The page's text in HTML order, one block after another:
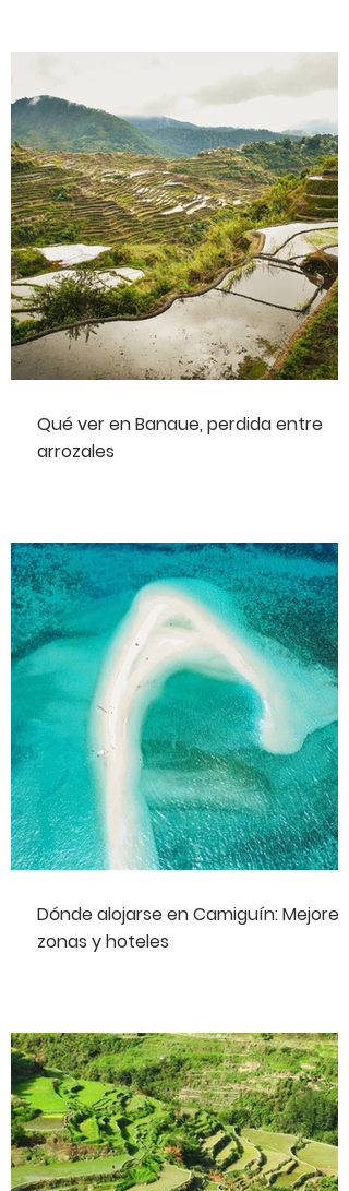
Qué ver en Banaue, perdida entre
arrozales
Dónde alojarse en Camiguín: Mejores
zonas y hoteles